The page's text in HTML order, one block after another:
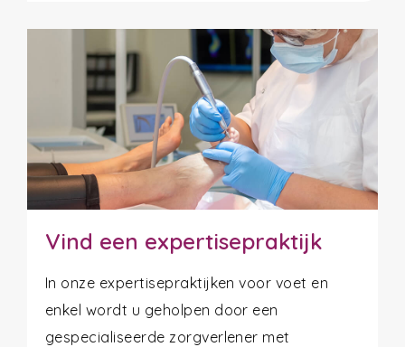
Vind een expertisepraktijk
In onze expertisepraktijken voor voet en
enkel wordt u geholpen door een
gespecialiseerde zorgverlener met